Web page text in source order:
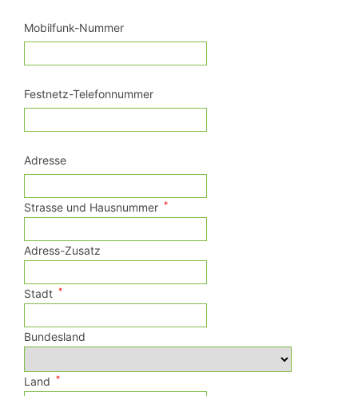
Mobilfunk-Nummer
Festnetz-Telefonnummer
Adresse
Strasse und Hausnummer *
Adress-Zusatz
Stadt *
Bundesland
Land *